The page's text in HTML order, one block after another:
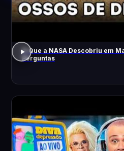
O Que a NASA Descobriu em
Perguntas